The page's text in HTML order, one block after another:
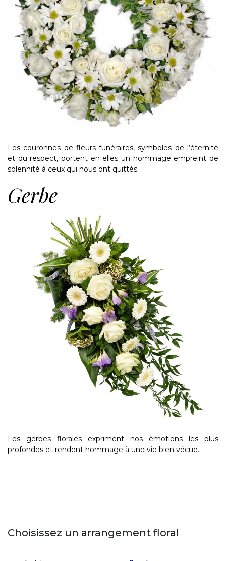
Les couronnes de fleurs funéraires, symboles de l’éternité
et du respect, portent en elles un hommage empreint de
solennité à ceux qui nous ont quittés.
Gerbe
Les gerbes florales expriment nos émotions les plus
profondes et rendent hommage à une vie bien vécue.
Choisissez un arrangement floral